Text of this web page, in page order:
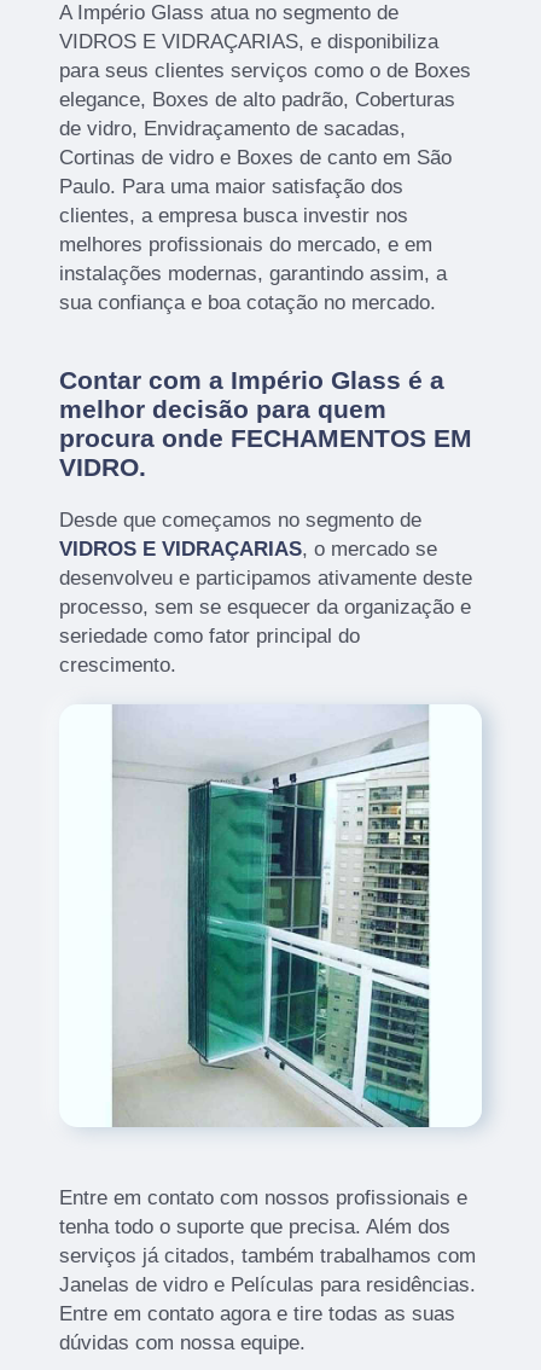
A Império Glass atua no segmento de
VIDROS E VIDRAÇARIAS, e disponibiliza
para seus clientes serviços como o de Boxes
elegance, Boxes de alto padrão, Coberturas
de vidro, Envidraçamento de sacadas,
Cortinas de vidro e Boxes de canto em São
Paulo. Para uma maior satisfação dos
clientes, a empresa busca investir nos
melhores profissionais do mercado, e em
instalações modernas, garantindo assim, a
sua confiança e boa cotação no mercado.
Contar com a Império Glass é a
melhor decisão para quem
procura onde FECHAMENTOS EM
VIDRO.
Desde que começamos no segmento de
VIDROS E VIDRAÇARIAS, o mercado se
desenvolveu e participamos ativamente deste
processo, sem se esquecer da organização e
seriedade como fator principal do
crescimento.
Entre em contato com nossos profissionais e
tenha todo o suporte que precisa. Além dos
serviços já citados, também trabalhamos com
Janelas de vidro e Películas para residências.
Entre em contato agora e tire todas as suas
dúvidas com nossa equipe.